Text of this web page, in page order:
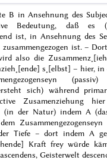
B in Ansehnung des
Bedeutung, daß es
ist, in Ansehnung des
zusammengezogen ist. –
also die
s˖[elbst] – hier,
(passiv)
sich) während
Zusamenziehung
(in der Natur) indem A
Tiefe – dort indem A
Kraft frey würde
, Geisterwelt